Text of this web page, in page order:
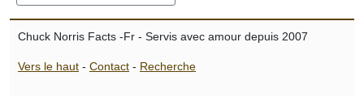
Chuck Norris Facts -Fr - Servis avec amour depuis 2007
Vers le haut - Contact - Recherche